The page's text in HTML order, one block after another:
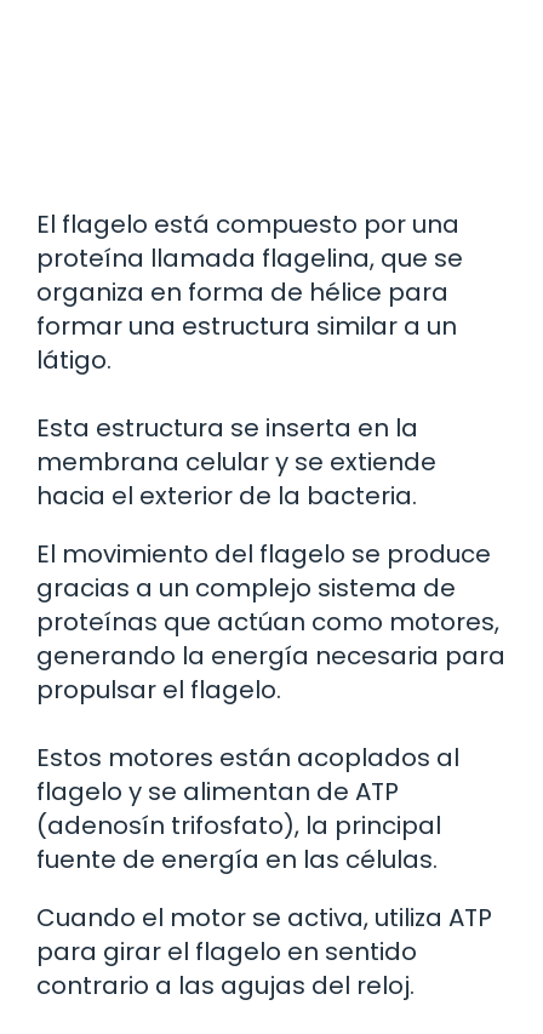
El flagelo está compuesto por una
proteína llamada flagelina, que se
organiza en forma de hélice para
formar una estructura similar a un
látigo.
Esta estructura se inserta en la
membrana celular y se extiende
hacia el exterior de la bacteria.
El movimiento del flagelo se produce
gracias a un complejo sistema de
proteínas que actúan como motores,
generando la energía necesaria para
propulsar el flagelo.
Estos motores están acoplados al
flagelo y se alimentan de ATP
(adenosín trifosfato), la principal
fuente de energía en las células.
Cuando el motor se activa, utiliza ATP
para girar el flagelo en sentido
contrario a las agujas del reloj.